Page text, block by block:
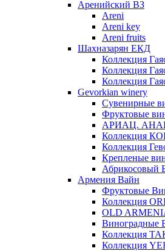
Аренийский ВЗ
Areni
Areni key
Areni fruits
Шахназарян ЕКД
Коллекция
Коллекция
Коллекция
Gevorkian winery
Сувенирные
Фруктовые
АРИАЦ.
Коллекция
Коллекция
Крепленые
Абрикосовый
Армения Вайн
Фруктовые
Коллекция
OLD
Виноградные
Коллекция
Коллекция